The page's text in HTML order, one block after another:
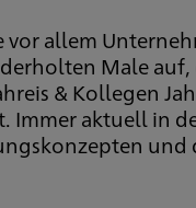
vor allem
Male
& Kollegen
aktuell in